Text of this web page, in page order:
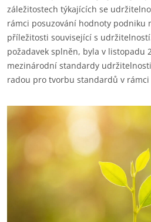
záležitostech týkajících se
rámci posuzování hodnoty podniku
příležitosti související s
požadavek splněn, byla v listopadu
mezinárodní standardy udržitelnosti
radou pro tvorbu standardů v rámci